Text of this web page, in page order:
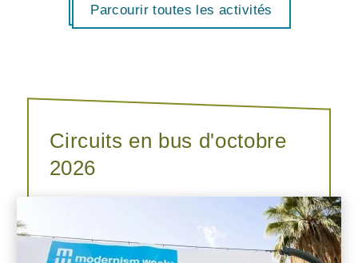
Parcourir toutes les activités
Circuits en bus d'octobre
2026